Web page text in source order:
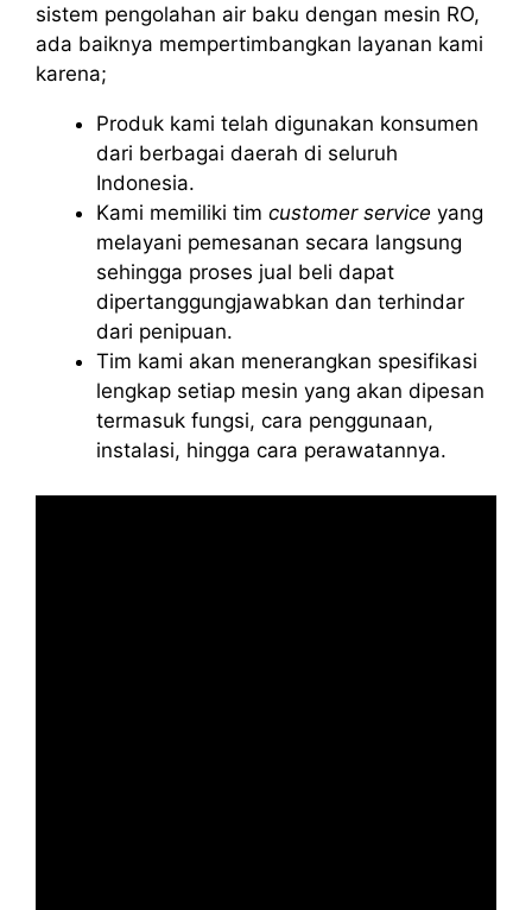
sistem pengolahan air baku dengan mesin RO,
ada baiknya mempertimbangkan layanan kami
karena;
Produk kami telah digunakan konsumen
dari berbagai daerah di seluruh
Indonesia.
Kami memiliki tim customer service yang
melayani pemesanan secara langsung
sehingga proses jual beli dapat
dipertanggungjawabkan dan terhindar
dari penipuan.
Tim kami akan menerangkan spesifikasi
lengkap setiap mesin yang akan dipesan
termasuk fungsi, cara penggunaan,
instalasi, hingga cara perawatannya.